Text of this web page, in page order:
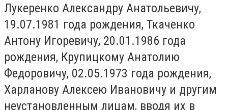
Лукеренко Александру Анатольевичу,
19.07.1981 года рождения, Ткаченко
Антону Игоревичу, 20.01.1986 года
рождения, Крупицкому Анатолию
Федоровичу, 02.05.1973 года рождения,
Харланову Алексею Ивановичу и другим
неустановленным лицам, вводя их в